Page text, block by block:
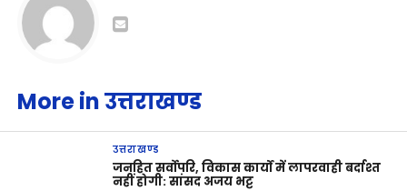
More in उत्तराखण्ड
उत्तराखण्ड
जनहित सर्वोपरि, विकास कार्यों में लापरवाही बर्दाश्त
नहीं होगी: सांसद अजय भट्ट